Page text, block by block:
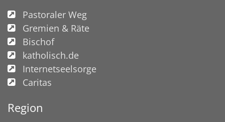
Pastoraler Weg
Gremien & Räte
Bischof
katholisch.de
Internetseelsorge
Caritas
Region